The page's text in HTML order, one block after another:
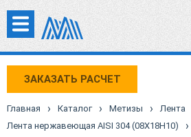
ЗАКАЗАТЬ РАСЧЕТ
Главная › Каталог › Метизы › Лента
Лента нержавеющая AISI 304 (08Х18Н10) ›